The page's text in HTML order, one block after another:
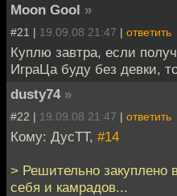
Moon Gool »
#21 | 19.09.08 21:47 | ответить
Куплю завтра, если
ИграЦа буду без девки,
dusty74 »
#22 | 19.09.08 21:47 | ответить
Кому: ДусТТ, #14
> Решительно закуплено
себя и камрадов...